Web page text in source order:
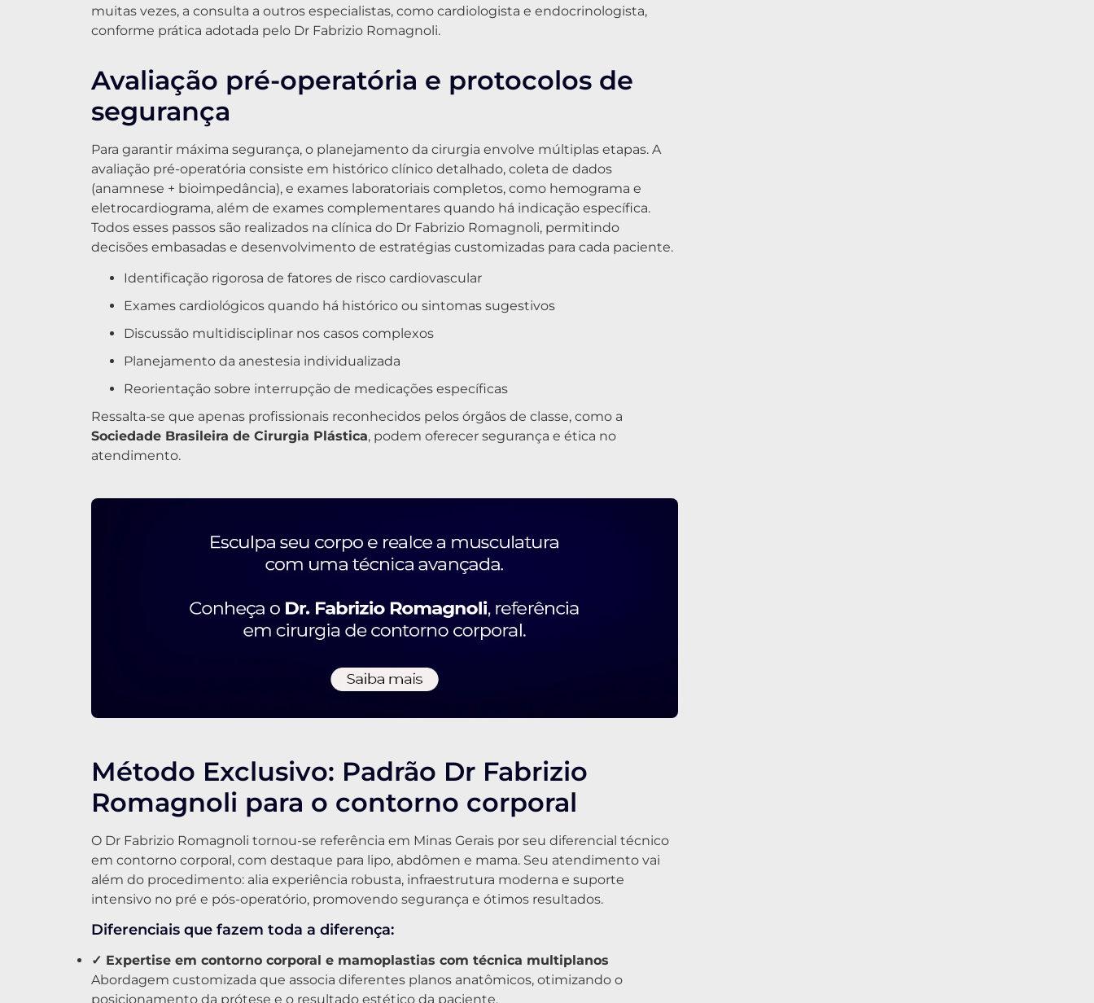
muitas vezes, a consulta a outros especialistas, como cardiologista e endocrinologista,
conforme prática adotada pelo Dr Fabrizio Romagnoli.
Avaliação pré-operatória e protocolos de
segurança
Para garantir máxima segurança, o planejamento da cirurgia envolve múltiplas etapas. A
avaliação pré-operatória consiste em histórico clínico detalhado, coleta de dados
(anamnese + bioimpedância), e exames laboratoriais completos, como hemograma e
eletrocardiograma, além de exames complementares quando há indicação específica.
Todos esses passos são realizados na clínica do Dr Fabrizio Romagnoli, permitindo
decisões embasadas e desenvolvimento de estratégias customizadas para cada paciente.
Identificação rigorosa de fatores de risco cardiovascular
Exames cardiológicos quando há histórico ou sintomas sugestivos
Discussão multidisciplinar nos casos complexos
Planejamento da anestesia individualizada
Reorientação sobre interrupção de medicações específicas
Ressalta-se que apenas profissionais reconhecidos pelos órgãos de classe, como a
Sociedade Brasileira de Cirurgia Plástica, podem oferecer segurança e ética no
atendimento.
Método Exclusivo: Padrão Dr Fabrizio
Romagnoli para o contorno corporal
O Dr Fabrizio Romagnoli tornou-se referência em Minas Gerais por seu diferencial técnico
em contorno corporal, com destaque para lipo, abdômen e mama. Seu atendimento vai
além do procedimento: alia experiência robusta, infraestrutura moderna e suporte
intensivo no pré e pós-operatório, promovendo segurança e ótimos resultados.
Diferenciais que fazem toda a diferença:
✓ Expertise em contorno corporal e mamoplastias com técnica multiplanos
Abordagem customizada que associa diferentes planos anatômicos, otimizando o
posicionamento da prótese e o resultado estético da paciente.